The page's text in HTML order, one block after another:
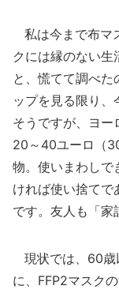
私は今まで布マ
クには縁のない生
と、慌てて調べた
ップを見る限り、
そうですが、ヨー
20～40ユーロ（
物。使いまわしで
ければ使い捨てで
です。友人も「家
現状では、60歳
に、FFP2マスク